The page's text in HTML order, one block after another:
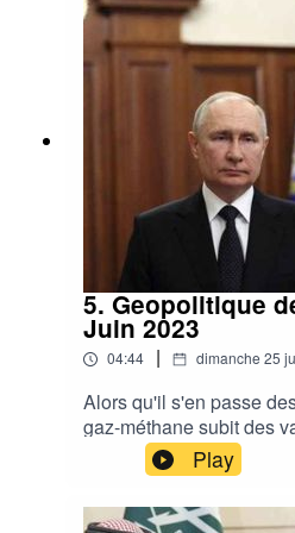
géants qui laisse
Géopolitique des
et RenewGy.be
5. Geopolitique
Juin 2023
04:44 | dimanche 25
Alors qu'il s'en passe
gaz-méthane subit des
49€ durant le mois de
Europe transite par la
Saoudite qui devient le
subit pour €1 milliard de
Play